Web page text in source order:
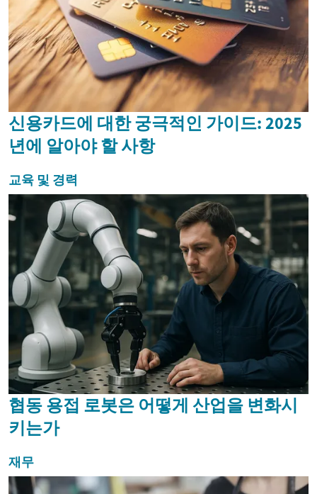
신용카드에 대한 궁극적인 가이드: 2025
년에 알아야 할 사항
교육 및 경력
협동 용접 로봇은 어떻게 산업을 변화시
키는가
재무